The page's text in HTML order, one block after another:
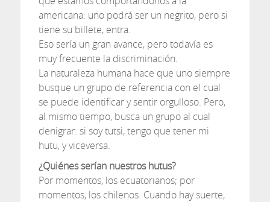
americana: uno podrá ser un negrito, pero si
tiene su billete, entra.
Eso sería un gran avance, pero todavía es
muy frecuente la discriminación.
La naturaleza humana hace que uno siempre
busque un grupo de referencia con el cual
se puede identificar y sentir orgulloso. Pero,
al mismo tiempo, busca un grupo al cual
denigrar: si soy tutsi, tengo que tener mi
hutu, y viceversa.
¿Quiénes serían nuestros hutus?
Por momentos, los ecuatorianos; por
momentos, los chilenos. Cuando hay suerte,